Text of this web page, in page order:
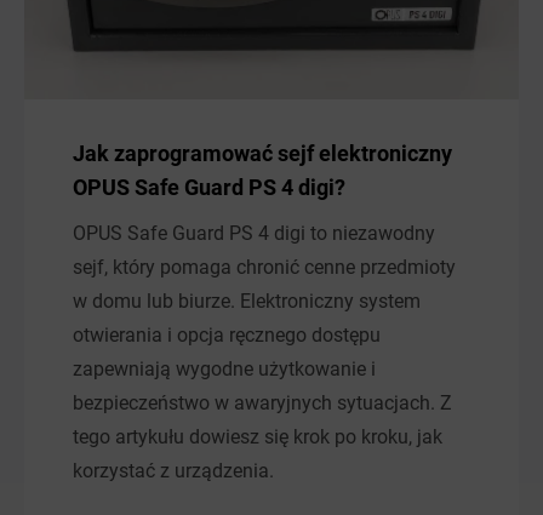
Jak zaprogramować sejf elektroniczny
OPUS Safe Guard PS 4 digi?
OPUS Safe Guard PS 4 digi to niezawodny
sejf, który pomaga chronić cenne przedmioty
w domu lub biurze. Elektroniczny system
otwierania i opcja ręcznego dostępu
zapewniają wygodne użytkowanie i
bezpieczeństwo w awaryjnych sytuacjach. Z
tego artykułu dowiesz się krok po kroku, jak
korzystać z urządzenia.